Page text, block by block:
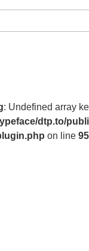
: Undefined array
dtp.to/
on line 95